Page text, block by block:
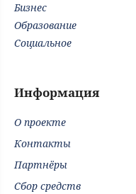
Бизнес
Образование
Социальное
Информация
О проекте
Контакты
Партнёры
Сбор средств